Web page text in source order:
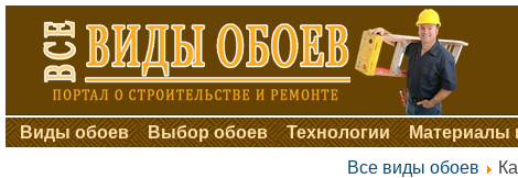
Виды обоев Выбор обоев Технологии Материалы
Все виды обоев